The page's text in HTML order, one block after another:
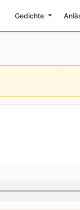
Gedichte